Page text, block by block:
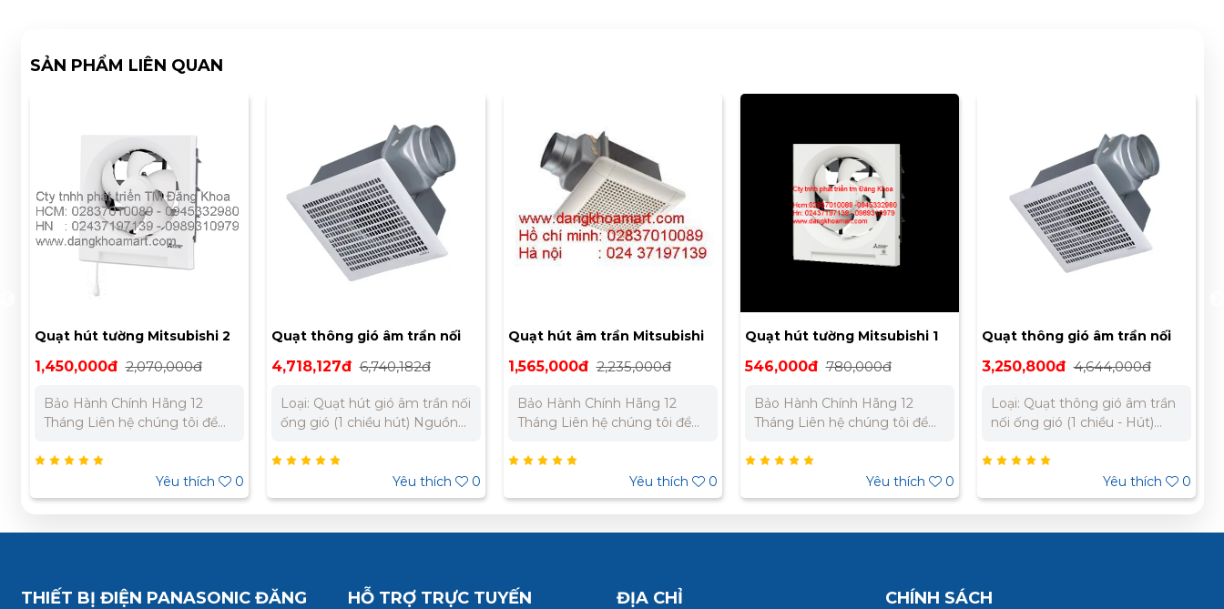
SẢN PHẨM LIÊN QUAN
Quạt hút tường Mitsubishi 2
chiều EX30RH5T
1,450,000đ 2,070,000đ
Bảo Hành Chính Hãng 12
Tháng Liên hệ chúng tôi để
án. Miền Bắc : 0989 310 979
0902 303 733 – 0945 332
Yêu thích 0
Quạt thông gió âm trần nối
ống Mitsubishi VD-20ZP4T5
4,718,127đ 6,740,182đ
Loại: Quạt hút gió âm trần nối
ống gió (1 chiều hút) Nguồn
Công suất tiêu thụ: 58W (cao)
/ 40W (thấp) Dòng điện định
mức: 0.27A (cao) / 0.17A
(cao) / 640 (thấp) Lưu lượng
(cao) / 38 dB (thấp) Trọng
Yêu thích 0
Quạt hút âm trần Mitsubishi
VD10Z4T7
1,565,000đ 2,235,000đ
Bảo Hành Chính Hãng 12
Tháng Liên hệ chúng tôi để
án. Miền Bắc : 0989 310 979
0902 303 733 – 0945 332
Yêu thích 0
Quạt hút tường Mitsubishi 1
chiều EX20SH7T
546,000đ 780,000đ
Bảo Hành Chính Hãng 12
Tháng Liên hệ chúng tôi để
án. Miền Bắc : 0989 310 979
0902 303 733 – 0945 332
Yêu thích 0
Quạt thông gió âm trần nối
ống Mitsubishi VD-18Z4T7
3,250,800đ 4,644,000đ
Loại: Quạt thông gió âm trần
nối ống gió (1 chiều - Hút)
Hz Công suất: 38W Lưu
lượng gió: 355 m³/h Độ ồn: 37
dB Vòng quay: 620 v/p Cánh
khoét trần: 280 x 280 mm
Lan
Yêu thích 0
THIẾT BỊ ĐIỆN PANASONIC ĐĂNG
HỖ TRỢ TRỰC TUYẾN ĐỊA CHỈ CHÍNH SÁCH